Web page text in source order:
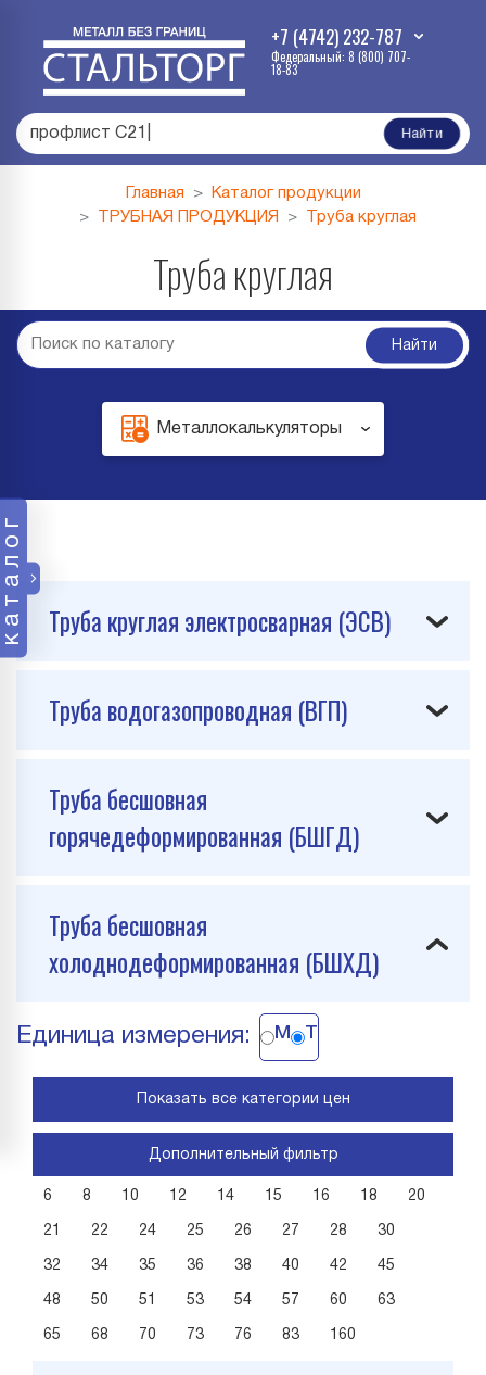
+7 (4742) 232-787
Федеральный: 8 (800) 707-
18-83
профлист С21 Найти
каталог
Главная
Каталог продукции
ТРУБНАЯ ПРОДУКЦИЯ
Труба круглая
Труба круглая
Найти
Металлокалькуляторы
Труба круглая электросварная (ЭСВ)
Труба водогазопроводная (ВГП)
Труба бесшовная
горячедеформированная (БШГД)
Труба бесшовная
холоднодеформированная (БШХД)
Единица измерения: м т
Показать все категории цен
Дополнительный фильтр
6 8 10 12 14 15 16 18 20
21 22 24 25 26 27 28 30
32 34 35 36 38 40 42 45
48 50 51 53 54 57 60 63
65 68 70 73 76 83 160